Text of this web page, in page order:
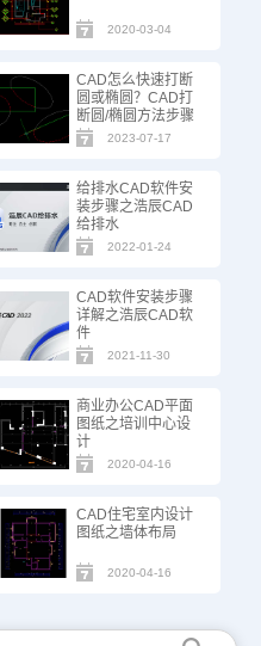
2020-03-04
CAD怎么快速打断
圆或椭圆？CAD打
断圆/椭圆方法步骤
2023-07-17
给排水CAD软件安
装步骤之浩辰CAD
给排水
2022-01-24
CAD软件安装步骤
详解之浩辰CAD软
件
2021-11-30
商业办公CAD平面
图纸之培训中心设
计
2020-04-16
CAD住宅室内设计
图纸之墙体布局
2020-04-16